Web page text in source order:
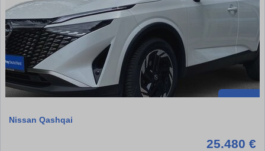
Nissan Qashqai
25.480 €